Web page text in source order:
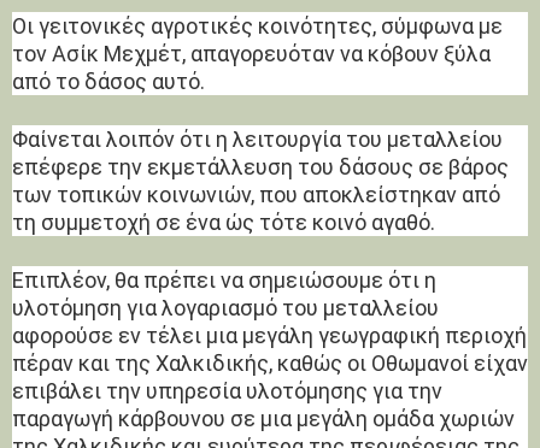
Οι γειτονικές αγροτικές κοινότητες, σύμφωνα με
τον Ασίκ Μεχμέτ, απαγορευόταν να κόβουν ξύλα
από το δάσος αυτό.
Φαίνεται λοιπόν ότι η λειτουργία του μεταλλείου
επέφερε την εκμετάλλευση του δάσους σε βάρος
των τοπικών κοινωνιών, που αποκλείστηκαν από
τη συμμετοχή σε ένα ώς τότε κοινό αγαθό.
Επιπλέον, θα πρέπει να σημειώσουμε ότι η
υλοτόμηση για λογαριασμό του μεταλλείου
αφορούσε εν τέλει μια μεγάλη γεωγραφική περιοχή
πέραν και της Χαλκιδικής, καθώς οι Οθωμανοί είχαν
επιβάλει την υπηρεσία υλοτόμησης για την
παραγωγή κάρβουνου σε μια μεγάλη ομάδα χωριών